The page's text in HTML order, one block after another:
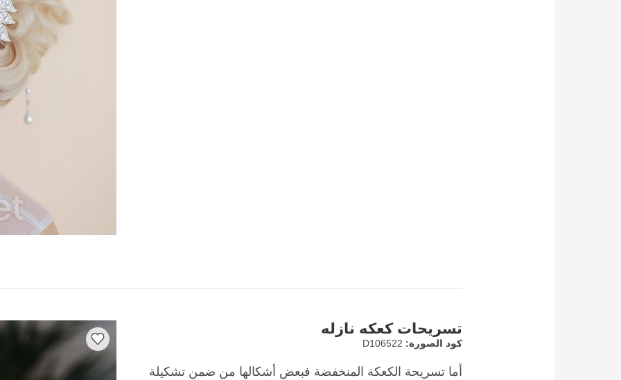
تسريحات كعكه نازله
كود الصورة:
أما تسريحة الكعكة المنخفضة فبعض أشكالها من ضمن تشكيلة